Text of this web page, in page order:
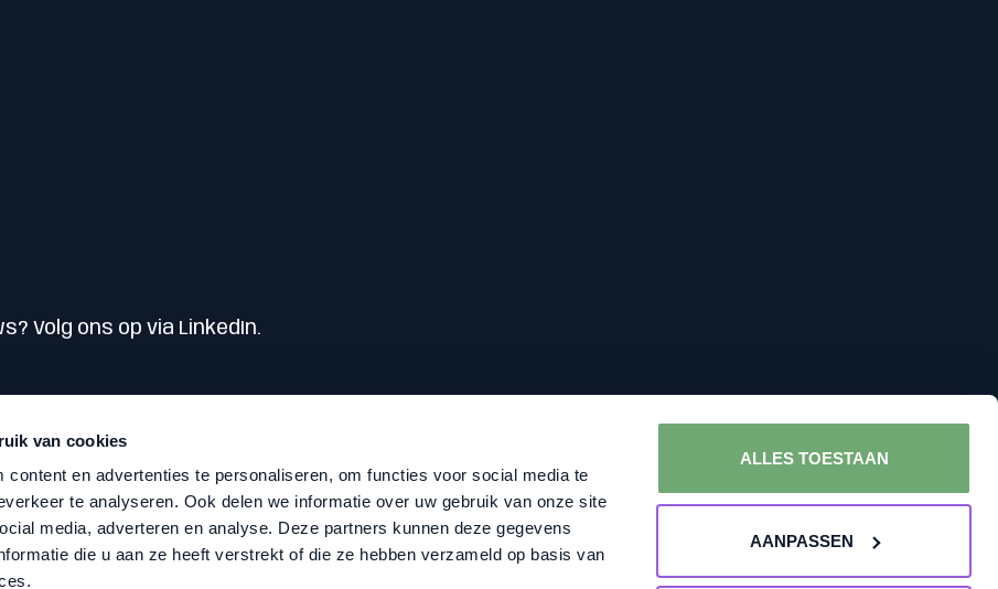
van cookies
content en advertenties te personaliseren, om functies voor social media te
te analyseren. Ook delen we informatie over uw gebruik van onze site
media, adverteren en analyse. Deze partners kunnen deze gegevens
die u aan ze heeft verstrekt of die ze hebben verzameld op basis van
ALLES TOESTAAN
AANPASSEN
Volg ons op via LinkedIn.